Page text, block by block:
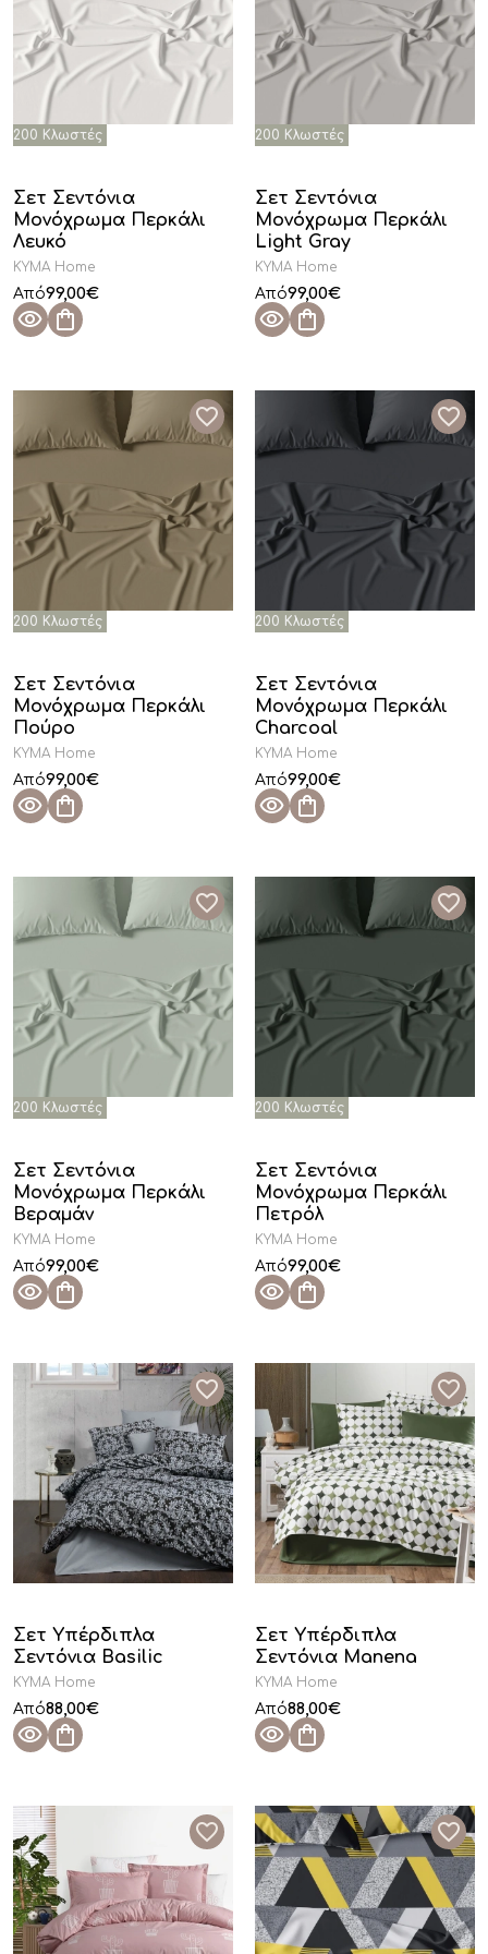
Φούξια
Μοβ (6)
Μαύρο
Πορτοκαλί
Μπορντώ (1)
Σετ Σεντόνια
Μονόχρωμα Περκάλι
Λευκό
KYMA Home
Από99,00€
Σετ Σεντόνια
Μονόχρωμα Περκάλι
Light Gray
KYMA Home
Από99,00€
Σετ Σεντόνια
Μονόχρωμα Περκάλι
Πούρο
KYMA Home
Από99,00€
Σετ Σεντόνια
Μονόχρωμα Περκάλι
Charcoal
KYMA Home
Από99,00€
Σετ Σεντόνια
Μονόχρωμα Περκάλι
Βεραμάν
KYMA Home
Από99,00€
Σετ Σεντόνια
Μονόχρωμα Περκάλι
Πετρόλ
KYMA Home
Από99,00€
Σετ Υπέρδιπλα
Σεντόνια Basilic
KYMA Home
Από88,00€
Σετ Υπέρδιπλα
Σεντόνια Manena
KYMA Home
Από88,00€